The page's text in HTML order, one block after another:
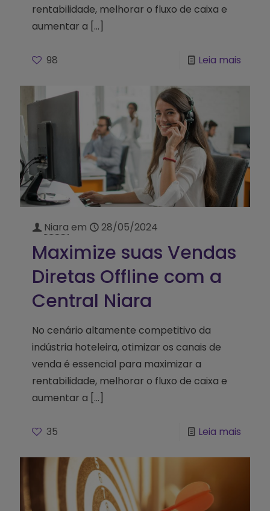
rentabilidade, melhorar o fluxo de caixa e
aumentar a […]
98 Leia mais
Niara em 28/05/2024
Maximize suas Vendas
Diretas Offline com a
Central Niara
No cenário altamente competitivo da
indústria hoteleira, otimizar os canais de
venda é essencial para maximizar a
rentabilidade, melhorar o fluxo de caixa e
aumentar a […]
35 Leia mais